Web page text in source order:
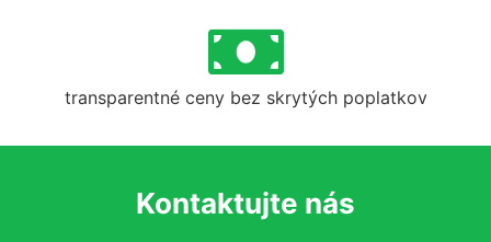
transparentné ceny bez skrytých poplatkov
Kontaktujte nás